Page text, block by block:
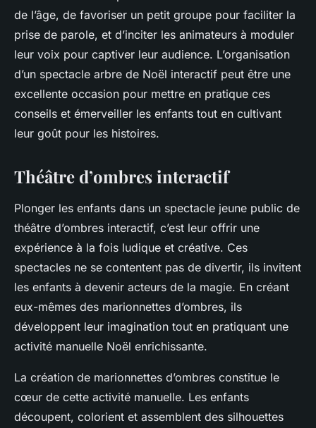
de l’âge, de favoriser un petit groupe pour faciliter la
prise de parole, et d’inciter les animateurs à moduler
leur voix pour captiver leur audience. L’organisation
d’un spectacle arbre de Noël interactif peut être une
excellente occasion pour mettre en pratique ces
conseils et émerveiller les enfants tout en cultivant
leur goût pour les histoires.
Théâtre d’ombres interactif
Plonger les enfants dans un spectacle jeune public de
théâtre d’ombres interactif, c’est leur offrir une
expérience à la fois ludique et créative. Ces
spectacles ne se contentent pas de divertir, ils invitent
les enfants à devenir acteurs de la magie. En créant
eux-mêmes des marionnettes d’ombres, ils
développent leur imagination tout en pratiquant une
activité manuelle Noël enrichissante.
La création de marionnettes d’ombres constitue le
cœur de cette activité manuelle. Les enfants
découpent, colorient et assemblent des silhouettes